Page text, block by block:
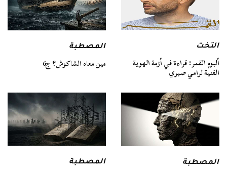
التخت
ألبوم القمر: قراءة في أزمة الهوية
الفنية لرامي صبري
المصطبة
مين معاه الشاكوش؟ ج6
المصطبة المصطبة